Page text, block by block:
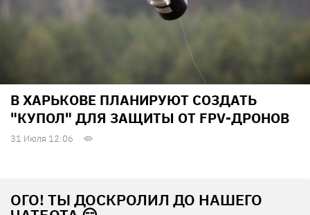
В ХАРЬКОВЕ ПЛАНИРУЮТ СОЗДАТЬ
"КУПОЛ" ДЛЯ ЗАЩИТЫ ОТ FPV-ДРОНОВ
31 Июля 12:06
ОГО! ТЫ ДОСКРОЛИЛ ДО НАШЕГО